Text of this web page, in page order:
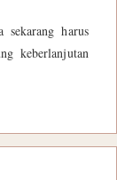
harus
keberlanjutan